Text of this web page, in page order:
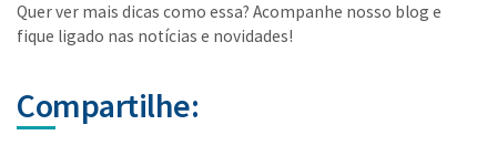
Quer ver mais dicas como essa? Acompanhe nosso blog e
fique ligado nas notícias e novidades!
Compartilhe: